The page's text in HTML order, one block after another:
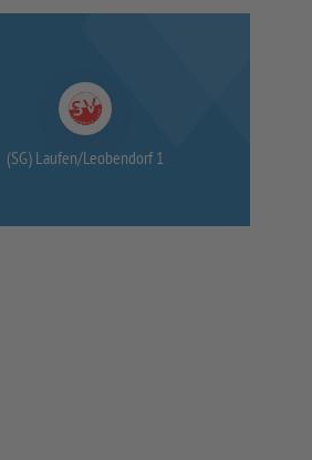
(SG) Laufen/Leobendorf 1